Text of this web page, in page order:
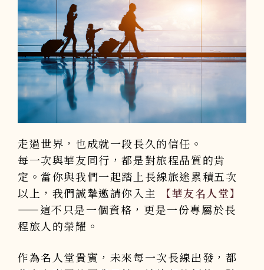
走過世界，也成就一段長久的信任。
每一次與華友同行，都是對旅程品質的肯
定。當你與我們一起踏上長線旅途累積五次
以上，我們誠摯邀請你入主
【華友名人堂】
——這不只是一個資格，更是一份專屬於長
程旅人的榮耀。
作為名人堂貴賓，未來每一次長線出發，都